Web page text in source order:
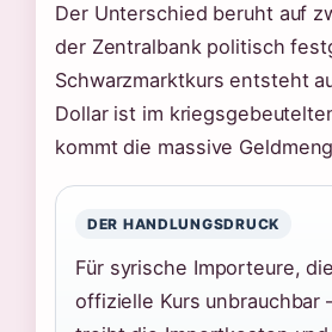
Der Unterschied beruht auf
der Zentralbank politisch
Schwarzmarktkurs entsteht
Dollar ist im
kommt die massive
DER HANDLUNGSDRUCK
Für syrische Importeure,
offizielle Kurs unbrauchbar